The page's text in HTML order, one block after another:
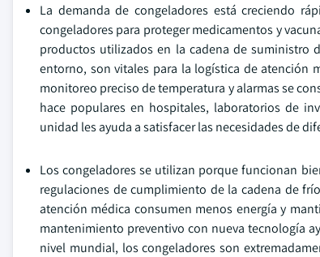
La demanda de congeladores está creciendo
congeladores para proteger medicamentos y
productos utilizados en la cadena de suministro
entorno, son vitales para la logística de atención
monitoreo preciso de temperatura y alarmas se
hace populares en hospitales, laboratorios de
unidad les ayuda a satisfacer las necesidades de
Los congeladores se utilizan porque funcionan
regulaciones de cumplimiento de la cadena de
atención médica consumen menos energía y
mantenimiento preventivo con nueva tecnología
nivel mundial, los congeladores son